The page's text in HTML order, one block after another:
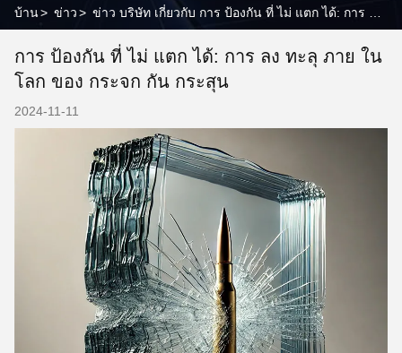
บ้าน> ข่าว>
การ ป้องกัน ที่ ไม่ แตก ได้: การ ลง ทะลุ ภาย ใน
โลก ของ กระจก กัน กระสุน
2024-11-11